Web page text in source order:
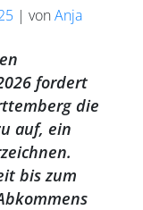
| vonAnja
fordert
die
auf, ein
bis zum